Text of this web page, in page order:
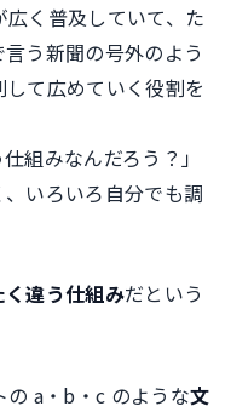
広く普及していて、た
う新聞の号外のよう
て広めていく役割を
組みなんだろう？」
いろいろ自分でも調
違う仕組みだという
a・b・c のような文